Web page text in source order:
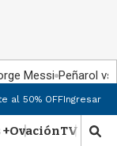
Messi Peñarol
al 50% OFFIngresar
+OvaciónTV Show
M